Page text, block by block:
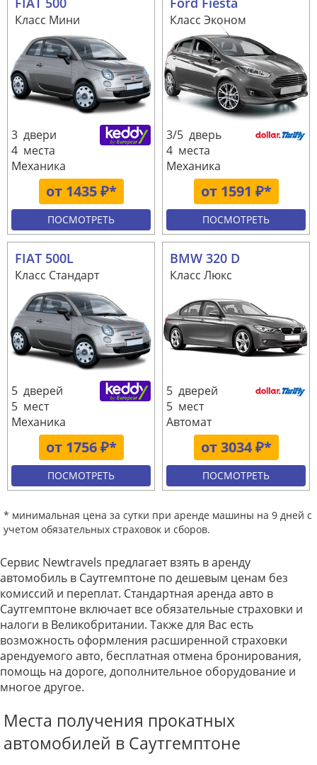
Класс Мини
от 1435 ₽*
3 двери
4 места
Механика
ПОСМОТРЕТЬ
Класс Эконом
от 1591 ₽*
3/5 дверь
4 места
Механика
ПОСМОТРЕТЬ
FIAT 500L
Класс Стандарт
от 1756 ₽*
5 дверей
5 мест
Механика
ПОСМОТРЕТЬ
BMW 320 D
Класс Люкс
от 3034 ₽*
5 дверей
5 мест
Автомат
ПОСМОТРЕТЬ
* минимальная цена за сутки при аренде машины на 9 дней с
учетом обязательных страховок и сборов.
Сервис Newtravels предлагает взять в аренду
автомобиль в Саутгемптоне по дешевым ценам без
комиссий и переплат. Стандартная аренда авто в
Саутгемптоне включает все обязательные страховки и
налоги в Великобритании. Также для Вас есть
возможность оформления расширенной страховки
арендуемого авто, бесплатная отмена бронирования,
помощь на дороге, дополнительное оборудование и
многое другое.
Места получения прокатных
автомобилей в Саутгемптоне